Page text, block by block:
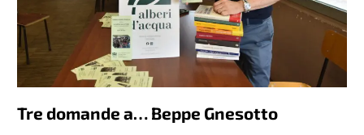
Tre domande a… Beppe Gnesotto